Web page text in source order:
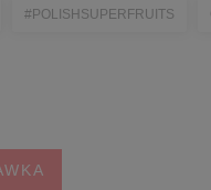
#POLISHSUPERFRUITS